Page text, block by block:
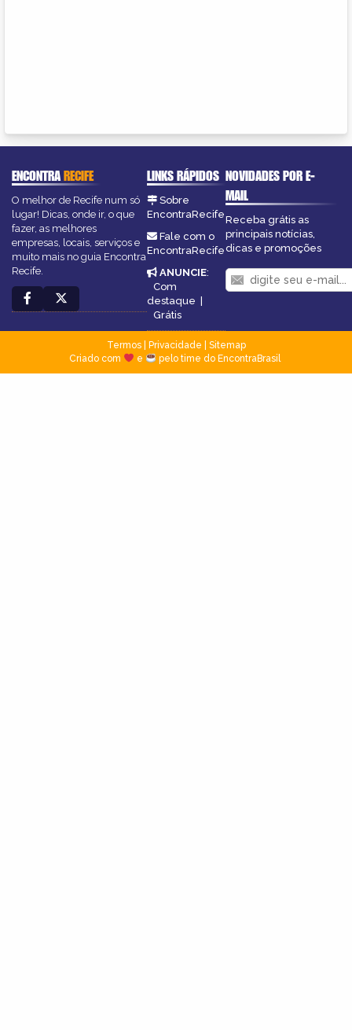
ENCONTRARECIFE
O melhor de Recife num só
lugar! Dicas, onde ir, o que
fazer, as melhores
empresas, locais, serviços e
muito mais no guia Encontra
Recife.
LINKS RÁPIDOS
Sobre
EncontraRecife
Fale com o
EncontraRecife
ANUNCIE:
Com
destaque |
Grátis
NOVIDADES POR E-
MAIL
Receba grátis as
principais notícias,
dicas e promoções
Termos| Privacidade
Sitemap
Criado com
e pelo time do EncontraBrasil